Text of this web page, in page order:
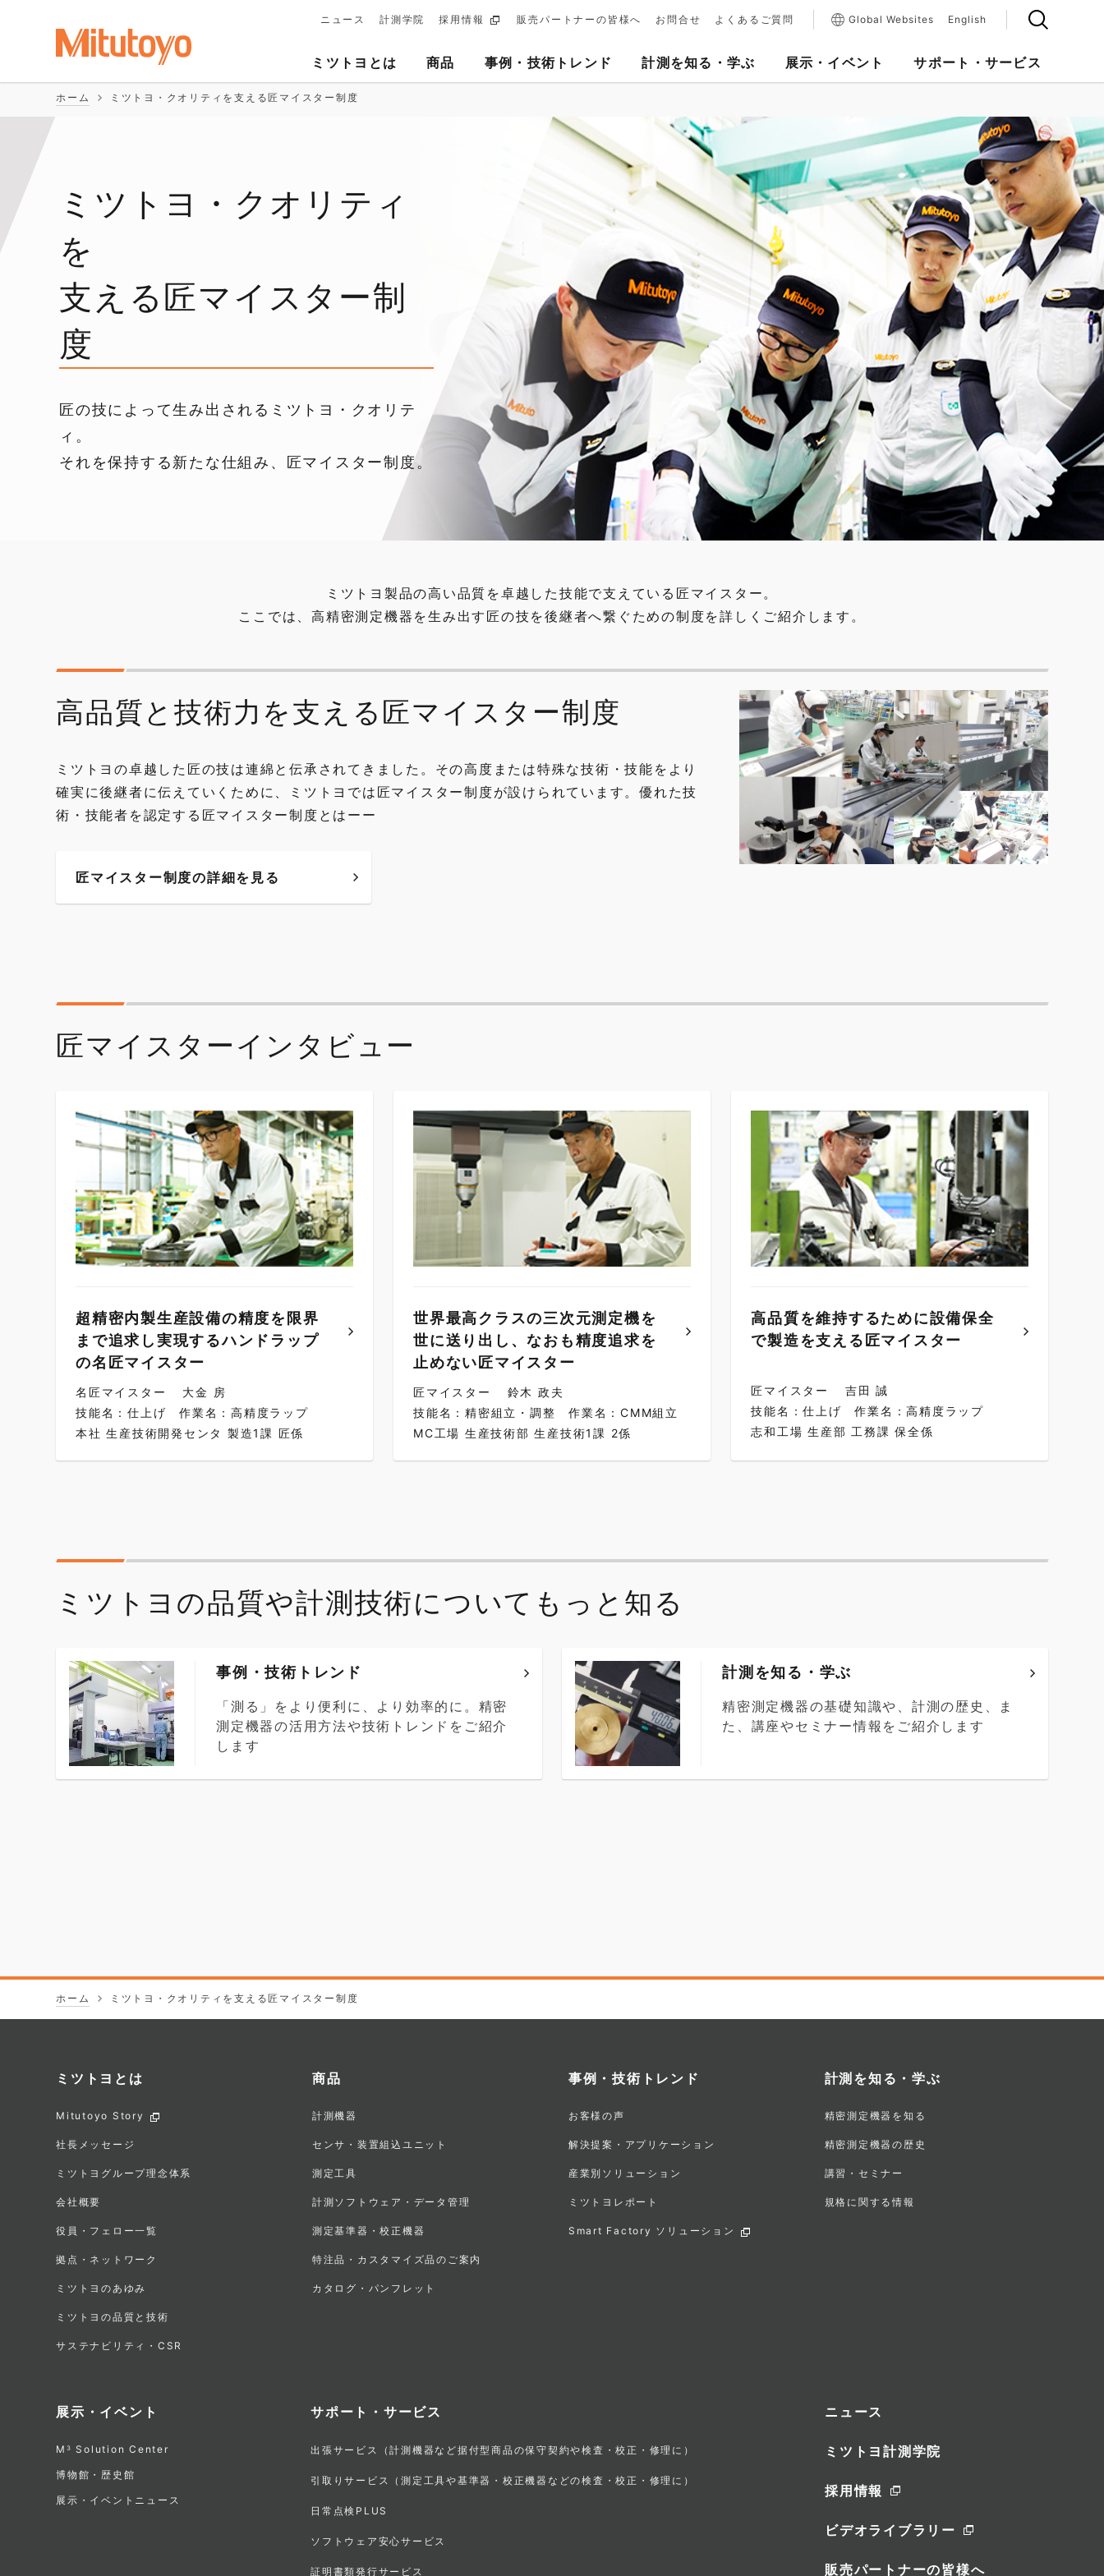
Secondary
Navigation
ミツトヨとは 商品 事例・技術トレンド 計測を知る・学ぶ 展示・イベント サポート・サービス
メ
イ
ン
ビ
ゲ
ニュース 計測学院 採用情報 販売パートナーの皆様へ お問合せ よくあるご質問 Global Websites English
ホーム ミツトヨ・クオリティを支える匠マイスター制度
ミツトヨ・クオリティ
を
支える匠マイスター制
度
匠の技によって生み出されるミツトヨ・クオリテ
ィ。
それを保持する新たな仕組み、匠マイスター制度。
ミツトヨ製品の高い品質を卓越した技能で支えている匠マイスター。
ここでは、高精密測定機器を生み出す匠の技を後継者へ繋ぐための制度を詳しくご紹介します。
高品質と技術力を支える匠マイスター制度
ミツトヨの卓越した匠の技は連綿と伝承されてきました。その高度または特殊な技術・技能をより
確実に後継者に伝えていくために、ミツトヨでは匠マイスター制度が設けられています。優れた技
術・技能者を認定する匠マイスター制度とはーー
匠マイスター制度の詳細を見る
匠マイスターインタビュー
超精密内製生産設備の精度を限界
まで追求し実現するハンドラップ
の名匠マイスター
名匠マイスター
大金 房
技能名：仕上げ 作業名：高精度ラップ
本社 生産技術開発センタ 製造1課 匠係
世界最高クラスの三次元測定機を
世に送り出し、なおも精度追求を
止めない匠マイスター
匠マイスター
鈴木 政夫
技能名：精密組立・調整作業名：CMM組立
MC工場 生産技術部 生産技術1課 2係
高品質を維持するために設備保全
で製造を支える匠マイスター
匠マイスター
吉田 誠
技能名：仕上げ作業名：高精度ラップ
志和工場 生産部 工務課 保全係
ミツトヨの品質や計測技術についてもっと知る
事例・技術トレンド
「測る」をより便利に、より効率的に。精密
測定機器の活用方法や技術トレンドをご紹介
します
計測を知る・学ぶ
精密測定機器の基礎知識や、計測の歴史、ま
た、講座やセミナー情報をご紹介します
ホーム ミツトヨ・クオリティを支える匠マイスター制度
ミツトヨとは
Mitutoyo Story
社長メッセージ
ミツトヨグループ理念体系
会社概要
役員・フェロー一覧
拠点・ネットワーク
ミツトヨのあゆみ
ミツトヨの品質と技術
サステナビリティ・CSR
商品
計測機器
センサ・装置組込ユニット
測定工具
計測ソフトウェア・データ管理
測定基準器・校正機器
特注品・カスタマイズ品のご案内
カタログ・パンフレット
事例・技術トレンド
お客様の声
解決提案・アプリケーション
産業別ソリューション
ミツトヨレポート
Smart Factory ソリューション
計測を知る・学ぶ
精密測定機器を知る
精密測定機器の歴史
講習・セミナー
規格に関する情報
展示・イベント
M 3 Solution Center
博物館・歴史館
展示・イベントニュース
サポート・サービス
出張サービス（計測機器など据付型商品の保守契約や検査・校正・修理に）
引取りサービス（測定工具や基準器・校正機器などの検査・校正・修理に）
日常点検PLUS
ソフトウェア安心サービス
証明書類発行サービス
ニュース
ミツトヨ計測学院
採用情報
ビデオライブラリー
販売パートナーの皆様へ